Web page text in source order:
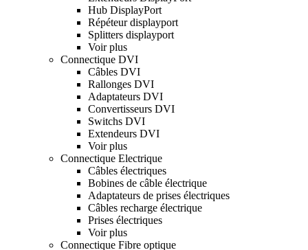
Hub DisplayPort
Répéteur displayport
Splitters displayport
Voir plus
Connectique DVI
Câbles DVI
Rallonges DVI
Adaptateurs DVI
Convertisseurs DVI
Switchs DVI
Extendeurs DVI
Voir plus
Connectique Electrique
Câbles électriques
Bobines de câble électrique
Adaptateurs de prises électriques
Câbles recharge électrique
Prises électriques
Voir plus
Connectique Fibre optique